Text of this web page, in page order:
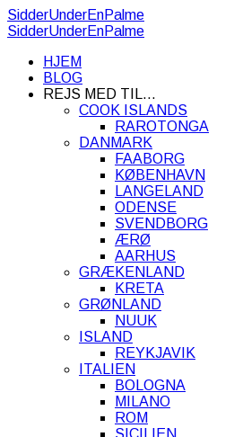
SidderUnderEnPalme
SidderUnderEnPalme
HJEM
BLOG
REJS MED TIL…
COOK ISLANDS
RAROTONGA
DANMARK
FAABORG
KØBENHAVN
LANGELAND
ODENSE
SVENDBORG
ÆRØ
AARHUS
GRÆKENLAND
KRETA
GRØNLAND
NUUK
ISLAND
REYKJAVIK
ITALIEN
BOLOGNA
MILANO
ROM
SICILIEN